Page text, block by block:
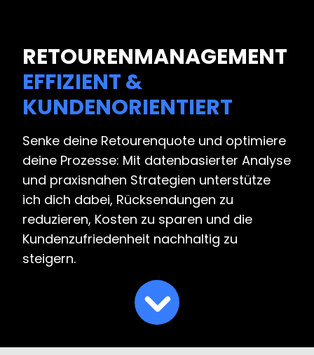
RETOURENMANAGEMENT
EFFIZIENT &
KUNDENORIENTIERT
Senke deine Retourenquote und optimiere
deine Prozesse: Mit datenbasierter Analyse
und praxisnahen Strategien unterstütze
ich dich dabei, Rücksendungen zu
reduzieren, Kosten zu sparen und die
Kundenzufriedenheit nachhaltig zu
steigern.